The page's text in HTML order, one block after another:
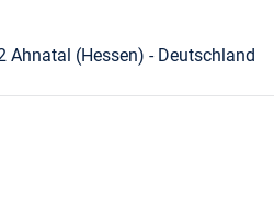
Ahnatal (Hessen) - Deutschland